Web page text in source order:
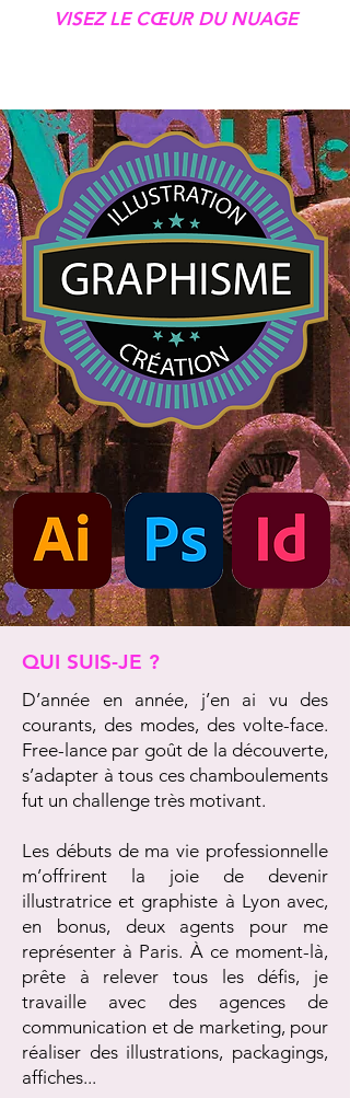
VISEZ LE CŒUR DU NUAGE
QUI SUIS-JE ?
D’année en année, j’en ai vu des
courants, des modes, des volte-face.
Free-lance par goût de la découverte,
s’adapter à tous ces chamboulements
fut un challenge très motivant.
Les débuts de ma vie professionnelle
m’offrirent la joie de devenir
illustratrice et graphiste à Lyon avec,
en bonus, deux agents pour me
représenter à Paris. À ce moment-là,
prête à relever tous les défis, je
travaille avec des agences de
communication et de marketing, pour
réaliser des illustrations, packagings,
affiches...